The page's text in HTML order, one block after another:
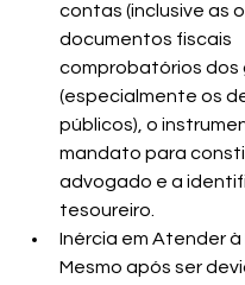
contas (inclusive as
documentos fiscais
comprobatórios dos
(especialmente os
públicos), o
mandato para
advogado e a
tesoureiro.
Inércia em Atender à
Mesmo após ser